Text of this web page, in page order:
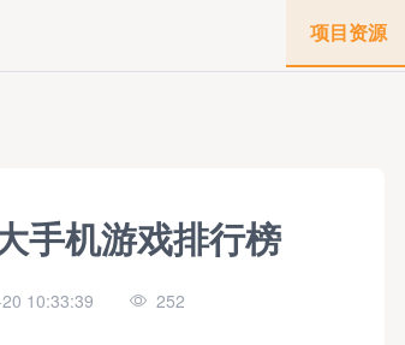
项目资源
手机游戏排行榜
10:33:39 252